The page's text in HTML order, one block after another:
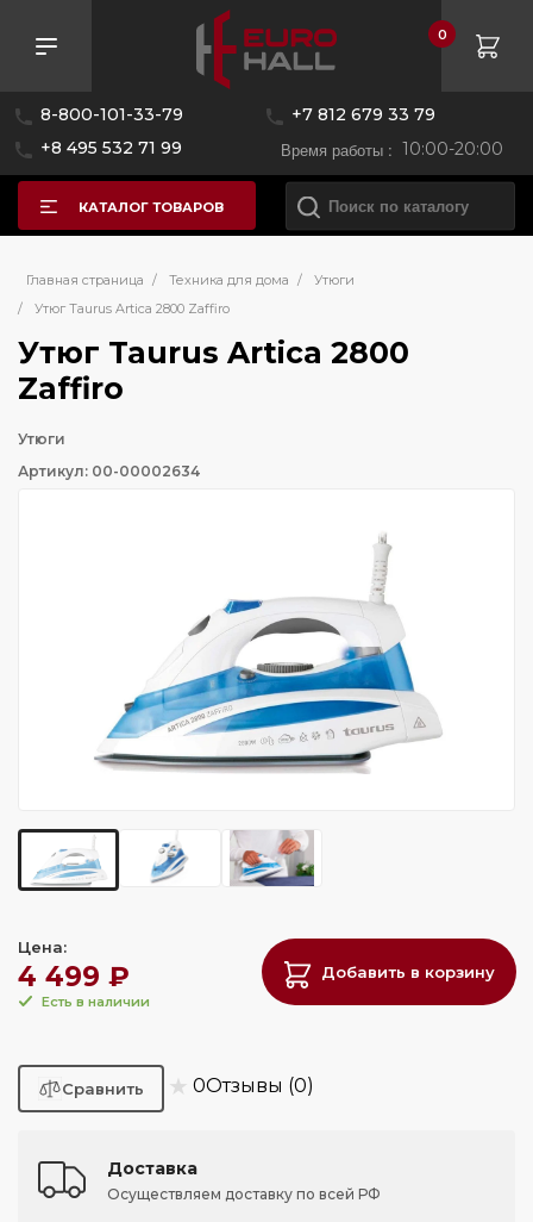
8-800-101-33-79
+7 812 679 33 79
+8 495 532 71 99
Время работы : 10:00-20:00
0
КАТАЛОГ ТОВАРОВ
Главная страница / Техника для дома /
Утюги
/
Утюг Taurus Artica 2800 Zaffiro
Утюг Taurus Artica 2800
Zaffiro
Утюги
Артикул: 00-00002634
Цена:
4 499 ₽
Есть в наличии
Добавить в корзину
★ 0Отзывы (0)
Доставка
Осуществляем доставку по всей РФ